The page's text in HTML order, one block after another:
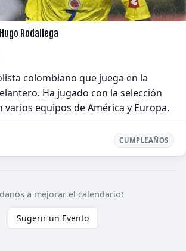
Rodallega
colombiano que juega en la
Ha jugado con la selección
varios equipos de América y Europa.
CUMPLEAÑOS
a mejorar el calendario!
Sugerir un Evento